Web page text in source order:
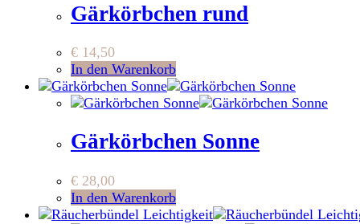
Gärkörbchen rund
€ 14,50
In den Warenkorb
Gärkörbchen Sonne
€ 28,00
In den Warenkorb